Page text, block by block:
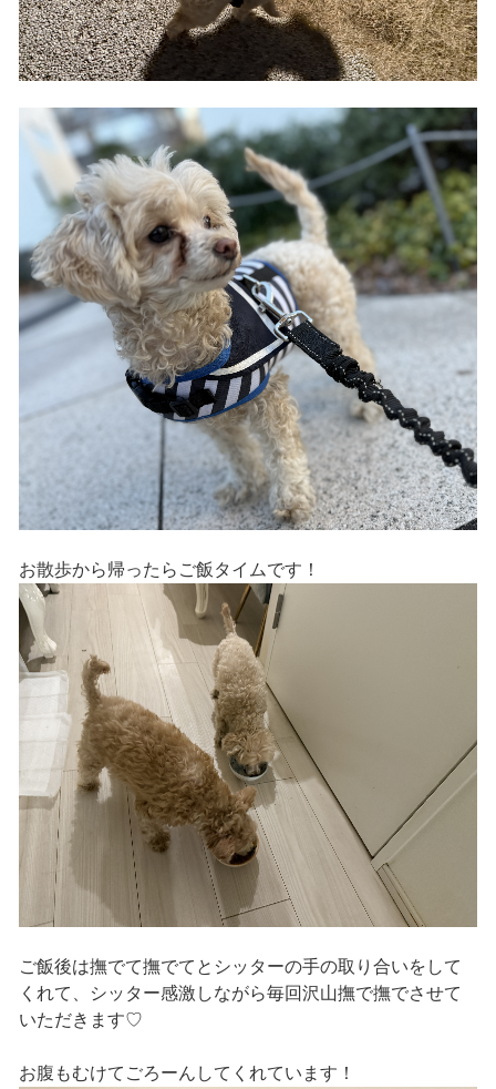
お散歩から帰ったらご飯タイムです！
ご飯後は撫でて撫でてとシッターの手の取り合いをして
くれて、シッター感激しながら毎回沢山撫で撫でさせて
いただきます♡
お腹もむけてごろーんしてくれています！